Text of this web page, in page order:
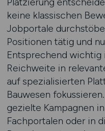
keine klassischen
Jobportale
Positionen tätig und
Entsprechend wichtig
Reichweite in
auf spezialisierten
Bauwesen
gezielte Kampagnen
Fachportalen oder in